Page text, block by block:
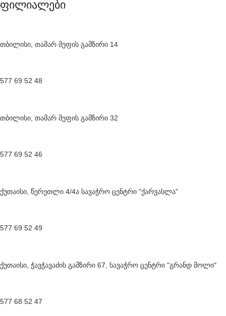
ფილიალები
თბილისი, თამარ მეფის გამზირი 14
577 69 52 48
თბილისი, თამარ მეფის გამზირი 32
577 69 52 46
ქუთაისი, წერეთლი 4/4ა სავაჭრო ცენტრი "ქარვასლა"
577 69 52 49
ქუთაისი, ჭავჭავაძის გამზირი 67, სავაჭრო ცენტრი "გრანდ მოლი"
577 68 52 47